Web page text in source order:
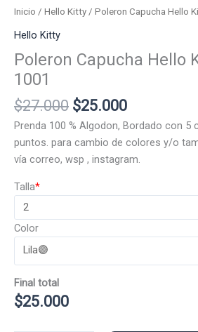
Inicio / Hello Kitty / Poleron Capucha Hello
Hello Kitty
Poleron Capucha Hello
1001
$27.000 El
precio
original
era:
$25.000El
precio
actual
es:
Prenda 100 % Algodon, Bordado con 5
puntos. para cambio de colores y/o
vía correo, wsp , instagram.
*
Talla
Color
Final total
$25.000